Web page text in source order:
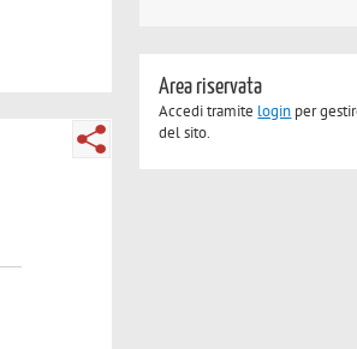
Area riservata
Accedi tramite login per
del sito.